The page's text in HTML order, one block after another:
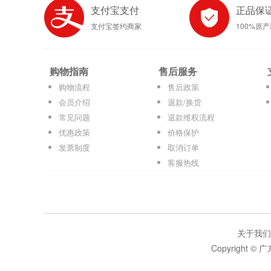
支付宝支付
支付宝签约商家
正品保
100%原
购物指南
购物流程
会员介绍
常见问题
优惠政策
发票制度
售后服务
售后政策
退款/换货
退款维权流程
价格保护
取消订单
客服热线
关于我们
Copyright © 广